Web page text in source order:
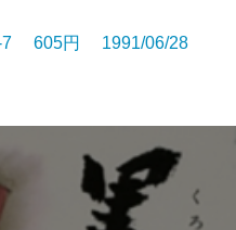
7 605円 1991/06/28